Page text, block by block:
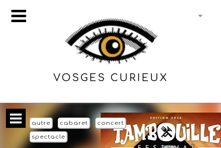
VOSGES CURIEUX
autre cabaret concert
spectacle